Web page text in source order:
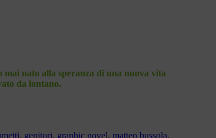
mai nato alla speranza di una nuova vita
da lontano.
, genitori, graphic novel, matteo bussola,